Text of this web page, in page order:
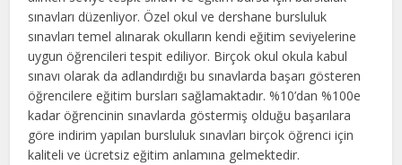
sınavları düzenliyor. Özel okul ve dershane bursluluk
sınavları temel alınarak okulların kendi eğitim seviyelerine
uygun öğrencileri tespit ediliyor. Birçok okul okula kabul
sınavı olarak da adlandırdığı bu sınavlarda başarı gösteren
öğrencilere eğitim bursları sağlamaktadır. %10’dan %100e
kadar öğrencinin sınavlarda göstermiş olduğu başarılara
göre indirim yapılan bursluluk sınavları birçok öğrenci için
kaliteli ve ücretsiz eğitim anlamına gelmektedir.